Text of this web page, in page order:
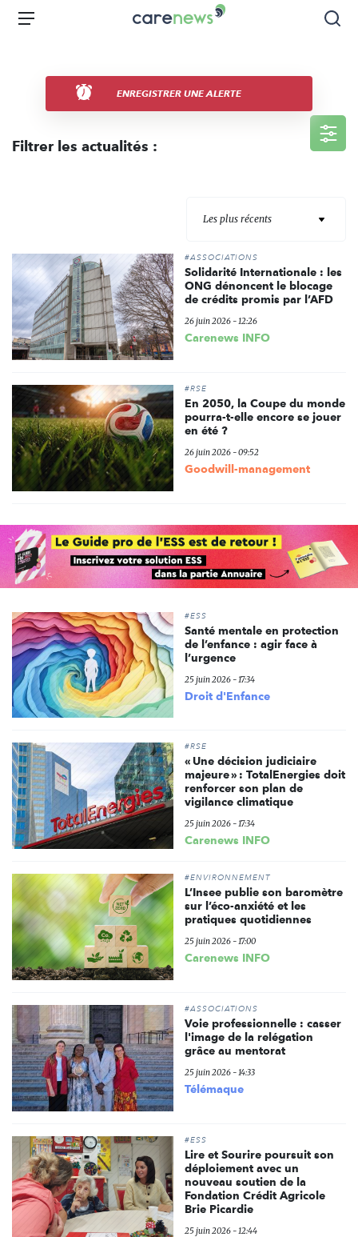
Aller
Carenews,
acteurs
de
Menu
ENREGISTRER UNE ALERTE
Filtrer les actualités :
Les plus récents
#ASSOCIATIONS
Solidarité Internationale : les
ONG dénoncent le blocage
de crédits promis par l’AFD
26 juin 2026 - 12:26
Carenews INFO
#RSE
En 2050, la Coupe du monde
pourra-t-elle encore se jouer
en été ?
26 juin 2026 - 09:52
Goodwill-management
#ESS
Santé mentale en protection
de l’enfance : agir face à
l’urgence
25 juin 2026 - 17:34
Droit d'Enfance
#RSE
« Une décision judiciaire
majeure » : TotalEnergies doit
renforcer son plan de
vigilance climatique
25 juin 2026 - 17:34
Carenews INFO
#ENVIRONNEMENT
L’Insee publie son baromètre
sur l’éco-anxiété et les
pratiques quotidiennes
25 juin 2026 - 17:00
Carenews INFO
#ASSOCIATIONS
Voie professionnelle : casser
l'image de la relégation
grâce au mentorat
25 juin 2026 - 14:33
Télémaque
#ESS
Lire et Sourire poursuit son
déploiement avec un
nouveau soutien de la
Fondation Crédit Agricole
Brie Picardie
25 juin 2026 - 12:44